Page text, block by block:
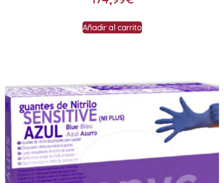
Añadir al carrito